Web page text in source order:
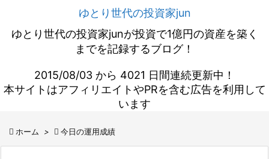
ゆとり世代の投資家jun
ゆとり世代の投資家junが投資で1億円の資産を築く
までを記録するブログ！
2015/08/03 から 4021 日間連続更新中！
本サイトはアフィリエイトやPRを含む広告を利用して
います
 ホーム >  今日の運用成績